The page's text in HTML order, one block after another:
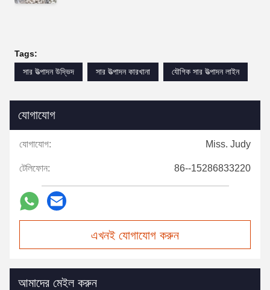
Tags:
সার উত্পাদন উদ্ভিদ
সার উত্পাদন কারখানা যৌগিক সার উত্পাদন লাইন
যোগাযোগ
যোগাযোগ: Miss. Judy
টেলিফোন: 86--15286833220
এখনই যোগাযোগ করুন
আমাদের মেইল করুন